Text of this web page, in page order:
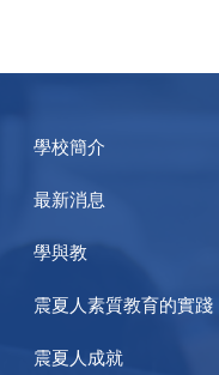
學校簡介
最新消息
學與教
震夏人素質教育的實踐
震夏人成就